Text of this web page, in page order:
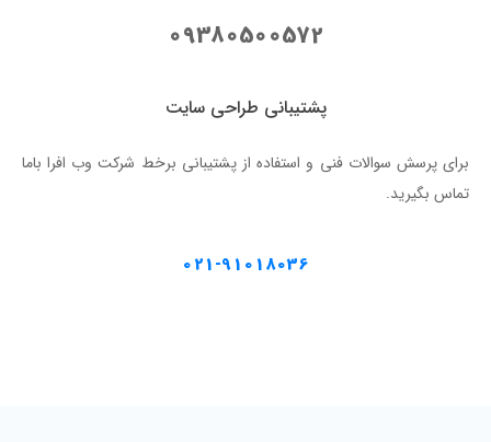
09380500572
پشتیبانی طراحی سایت
برای پرسش سوالات فنی و استفاده از پشتیبانی برخط شرکت وب افرا باما
تماس بگیرید.
021-91018036